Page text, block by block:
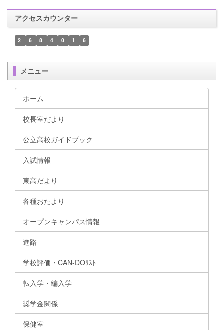
アクセスカウンター
2 6 8 4 0 1 6
メニュー
ホーム
校長室だより
公立高校ガイドブック
入試情報
東高だより
各種おたより
オープンキャンパス情報
進路
学校評価・CAN-DOﾘｽﾄ
転入学・編入学
奨学金関係
保健室